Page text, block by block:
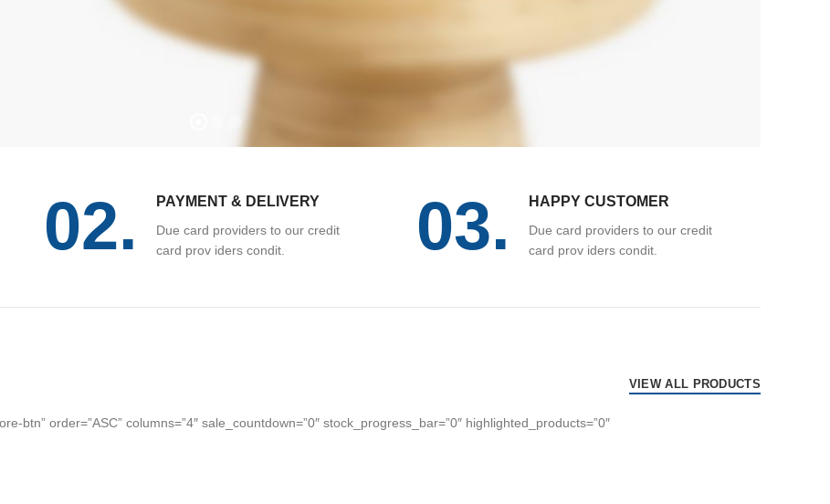
02. PAYMENT & DELIVERY
Due card providers to our credit
card prov iders condit.
03. HAPPY CUSTOMER
Due card providers to our credit
card prov iders condit.
VIEW ALL PRODUCTS
btn” order=”ASC” columns=”4″ sale_countdown=”0″ stock_progress_bar=”0″ highlighted_products=”0″